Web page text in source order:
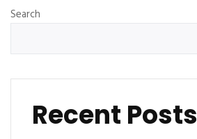
Search
Recent Posts